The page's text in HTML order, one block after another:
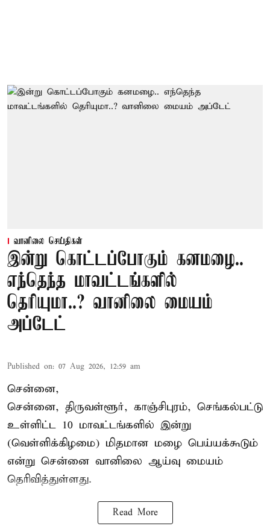
வானிலை செய்திகள்
இன்று கொட்டப்போகும் கனமழை..
எந்தெந்த மாவட்டங்களில்
தெரியுமா..? வானிலை மையம்
அப்டேட்
Published on: 07 Aug 2026, 12:59 am
சென்னை,
சென்னை, திருவள்ளூர், காஞ்சிபுரம், செங்கல்பட்டு
உள்ளிட்ட 10 மாவட்டங்களில் இன்று
(வெள்ளிக்கிழமை) மிதமான மழை பெய்யக்கூடும்
என்று சென்னை வானிலை ஆய்வு மையம்
தெரிவித்துள்ளது.
Read More